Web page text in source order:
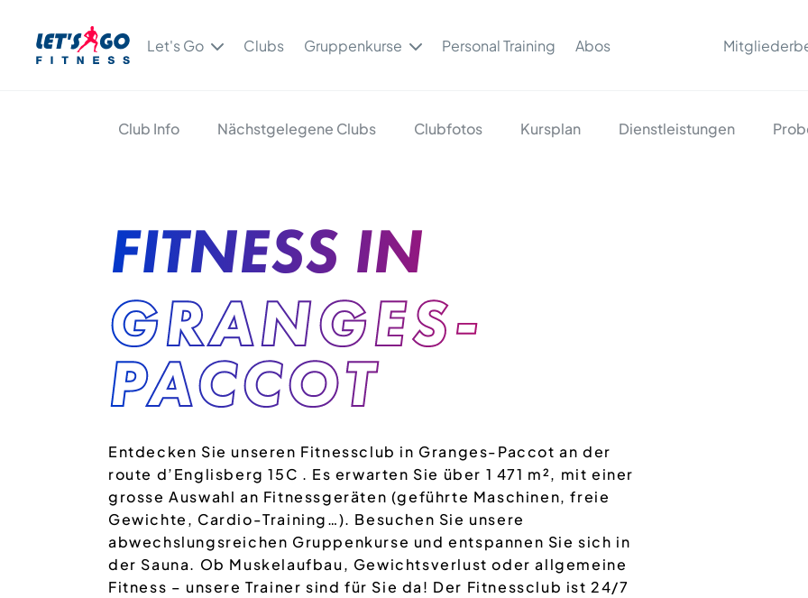
Let's Go Clubs Gruppenkurse Personal Training Abos
Club Info Nächstgelegene Clubs Clubfotos Kursplan Dienstleistungen
FITNESS IN
GRANGES-
PACCOT
Entdecken Sie unseren Fitnessclub in Granges-Paccot an der
route d’Englisberg 15C . Es erwarten Sie über 1 471 m², mit einer
grosse Auswahl an Fitnessgeräten (geführte Maschinen, freie
Gewichte, Cardio-Training…). Besuchen Sie unsere
abwechslungsreichen Gruppenkurse und entspannen Sie sich in
der Sauna. Ob Muskelaufbau, Gewichtsverlust oder allgemeine
Fitness – unsere Trainer sind für Sie da! Der Fitnessclub ist 24/7